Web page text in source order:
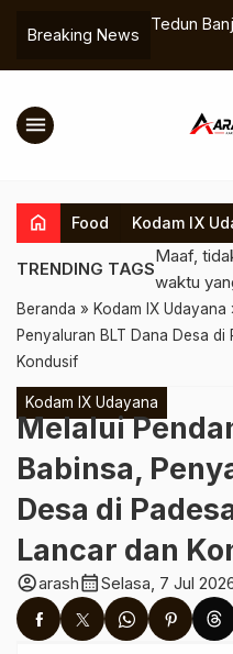
Breaking News
Melalui Komsos
Tedun
Keliling
menu
home Food Kodam IX
TRENDING TAGS
Maaf,
waktu
Beranda » Kodam IX Udayana
Penyaluran BLT Dana Desa
Kondusif
Kodam IX Udayana
Melalui
Babinsa,
Desa di
Lancar dan
account_circlearashcalendar_monthSelasa, 7 Jul